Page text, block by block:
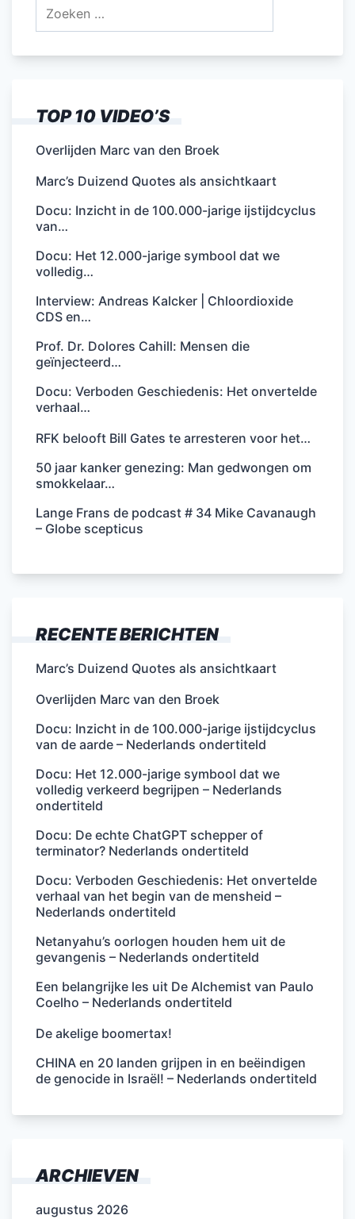
Zoeken
TOP 10 VIDEO’S
Overlijden Marc van den Broek
Marc’s Duizend Quotes als ansichtkaart
Docu: Inzicht in de 100.000-jarige ijstijdcyclus
van…
Docu: Het 12.000-jarige symbool dat we
volledig…
Interview: Andreas Kalcker | Chloordioxide
CDS en…
Prof. Dr. Dolores Cahill: Mensen die
geïnjecteerd…
Docu: Verboden Geschiedenis: Het onvertelde
verhaal…
RFK belooft Bill Gates te arresteren voor het…
50 jaar kanker genezing: Man gedwongen om
smokkelaar…
Lange Frans de podcast # 34 Mike Cavanaugh
– Globe scepticus
RECENTE BERICHTEN
Marc’s Duizend Quotes als ansichtkaart
Overlijden Marc van den Broek
Docu: Inzicht in de 100.000-jarige ijstijdcyclus
van de aarde – Nederlands ondertiteld
Docu: Het 12.000-jarige symbool dat we
volledig verkeerd begrijpen – Nederlands
ondertiteld
Docu: De echte ChatGPT schepper of
terminator? Nederlands ondertiteld
Docu: Verboden Geschiedenis: Het onvertelde
verhaal van het begin van de mensheid –
Nederlands ondertiteld
Netanyahu’s oorlogen houden hem uit de
gevangenis – Nederlands ondertiteld
Een belangrijke les uit De Alchemist van Paulo
Coelho – Nederlands ondertiteld
De akelige boomertax!
CHINA en 20 landen grijpen in en beëindigen
de genocide in Israël! – Nederlands ondertiteld
ARCHIEVEN
augustus 2026